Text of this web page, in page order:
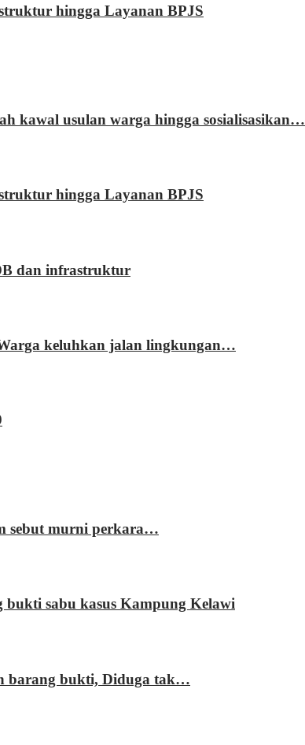
hingga Layanan BPJS
kawal usulan warga hingga sosialisasikan…
hingga Layanan BPJS
dan infrastruktur
keluhkan jalan lingkungan…
sebut murni perkara…
sabu kasus Kampung Kelawi
barang bukti, Diduga tak…